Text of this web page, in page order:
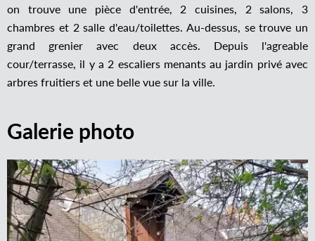
on trouve une pièce d'entrée, 2 cuisines, 2 salons, 3
chambres et 2 salle d'eau/toilettes. Au-dessus, se trouve un
grand grenier avec deux accès. Depuis l'agreable
cour/terrasse, il y a 2 escaliers menants au jardin privé avec
arbres fruitiers et une belle vue sur la ville.
Galerie photo